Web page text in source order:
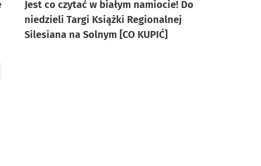
Jest co czytać w białym namiocie! Do
niedzieli Targi Książki Regionalnej
Silesiana na Solnym [CO KUPIĆ]